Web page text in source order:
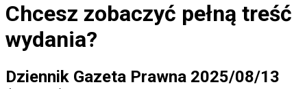
Chcesz zobaczyć pełną treść
wydania?
Dziennik Gazeta Prawna 2025/08/13